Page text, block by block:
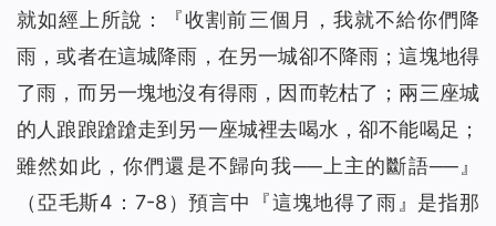
就如經上所說：『收割前三個月，我就不給你們降
雨，或者在這城降雨，在另一城卻不降雨；這塊地得
了雨，而另一塊地沒有得雨，因而乾枯了；兩三座城
的人踉踉蹌蹌走到另一座城裡去喝水，卻不能喝足；
雖然如此，你們還是不歸向我──上主的斷語──』
（亞毛斯4：7-8）預言中『這塊地得了雨』 是指那